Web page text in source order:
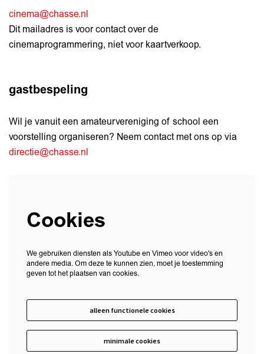
cinema@chasse.nl
Dit mailadres is voor contact over de
cinemaprogrammering, niet voor kaartverkoop.
gastbespeling
Wil je vanuit een amateurvereniging of school een
voorstelling organiseren? Neem contact met ons op via
directie@chasse.nl
Cookies
We gebruiken diensten als Youtube en Vimeo voor video's en
andere media. Om deze te kunnen zien, moet je toestemming
geven tot het plaatsen van cookies.
alleen functionele cookies
minimale cookies